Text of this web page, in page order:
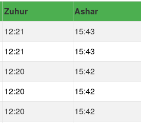
Zuhur Ashar
12:21 15:43
12:21 15:43
12:20 15:42
12:20 15:42
12:20 15:42